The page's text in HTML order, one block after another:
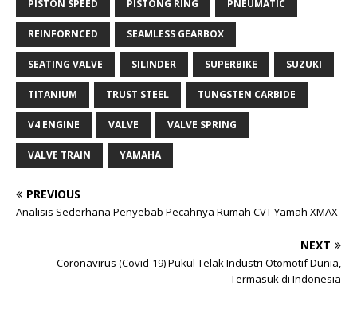
PISTON SPEED PISTONG RING PNEUMATIC
REINFORNCED SEAMLESS GEARBOX
SEATING VALVE SILINDER SUPERBIKE SUZUKI
TITANIUM TRUST STEEL TUNGSTEN CARBIDE
V4 ENGINE VALVE VALVE SPRING
VALVE TRAIN YAMAHA
PREVIOUS
Analisis Sederhana Penyebab Pecahnya Rumah CVT Yamah XMAX
NEXT
Coronavirus (Covid-19) Pukul Telak Industri Otomotif Dunia,
Termasuk di Indonesia